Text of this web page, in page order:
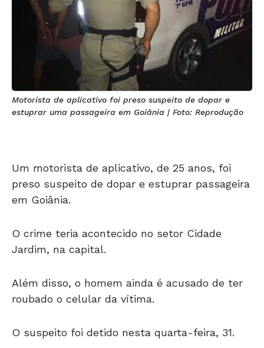
Motorista de aplicativo foi preso suspeito de dopar e
estuprar uma passageira em Goiânia | Foto: Reprodução
Um motorista de aplicativo, de 25 anos, foi
preso suspeito de dopar e estuprar passageira
em Goiânia.
O crime teria acontecido no setor Cidade
Jardim, na capital.
Além disso, o homem ainda é acusado de ter
roubado o celular da vítima.
O suspeito foi detido nesta quarta-feira, 31.